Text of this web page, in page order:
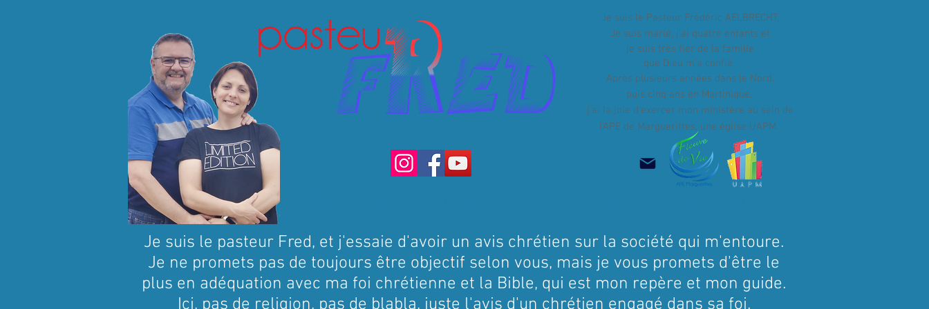
Je suis le Pasteur Frédéric AELBRECHT,
Je suis marié, j'ai quatre enfants et
je suis très fier de la famille
que Dieu m'a confié.
Après plusieurs années dans le Nord,
puis cinq ans en Martinique,
j'ai la joie d'exercer mon ministère au sein de
l'APE de Marguerittes, une église UAPM.
Je suis le pasteur Fred, et j'essaie d'avoir un avis chrétien sur la société qui m'entoure.
Je ne promets pas de toujours être objectif selon vous, mais je vous promets d'être le
plus en adéquation avec ma foi chrétienne et la Bible, qui est mon repère et mon guide.
Ici, pas de religion, pas de blabla, juste l'avis d'un chrétien engagé dans sa foi.